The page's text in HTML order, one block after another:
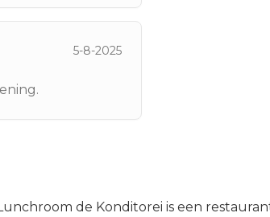
5-8-2025
de Konditorei is een